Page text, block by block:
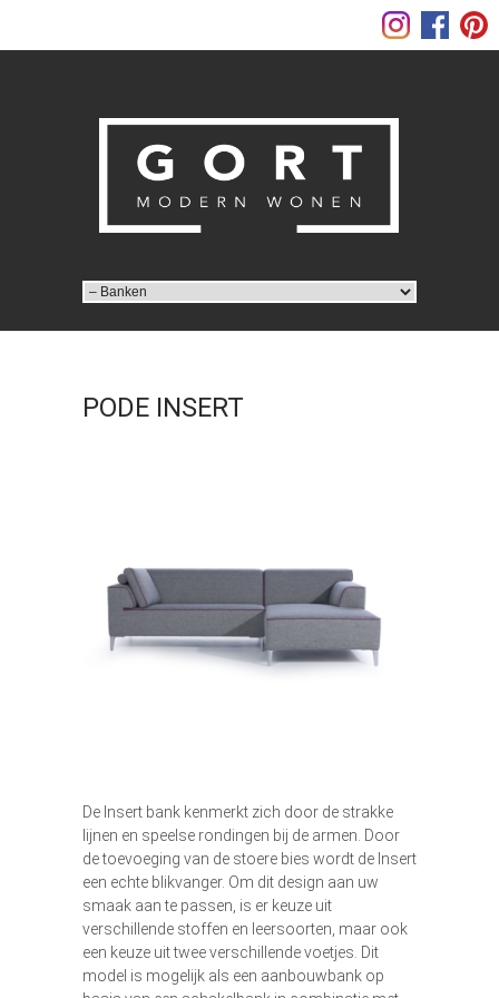
PODE INSERT
De Insert bank kenmerkt zich door de strakke
lijnen en speelse rondingen bij de armen. Door
de toevoeging van de stoere bies wordt de Insert
een echte blikvanger. Om dit design aan uw
smaak aan te passen, is er keuze uit
verschillende stoffen en leersoorten, maar ook
een keuze uit twee verschillende voetjes. Dit
model is mogelijk als een aanbouwbank op